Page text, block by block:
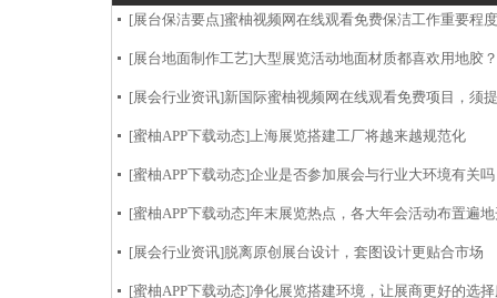
[展台保洁要点]蜜柚视频网在线观看免费保洁工作重要程度
[展台地面制作工艺]大型展览活动地面材质都喜欢用地胶？
[展会行业资讯]新国际蜜柚视频网在线观看免费项目，须
[蜜柚APP下载动态]上海展览搭建工厂将越来越规范化
[蜜柚APP下载动态]企业是否参加展会与行业大环境有关吗
[蜜柚APP下载动态]年末展览热点，各大年会活动布置遍
[展会行业资讯]脱离原创展台设计，套图设计更贴合市场
[蜜柚APP下载动态]净化展览搭建环境，让展商更好的选